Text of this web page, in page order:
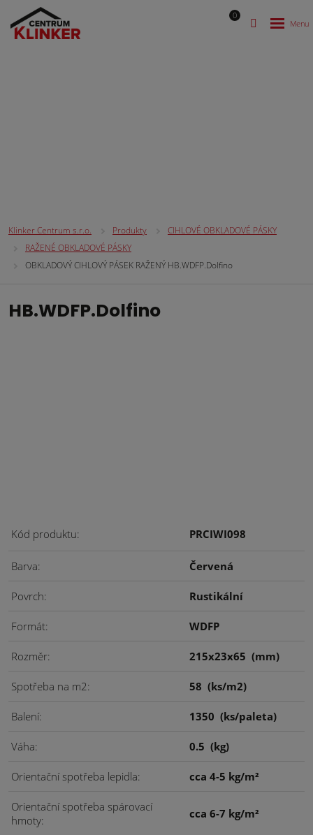
0
Klinker Centrum s.r.o. Produkty
CIHLOVÉ OBKLADOVÉ PÁSKY
RAŽENÉ OBKLADOVÉ PÁSKY
OBKLADOVÝ CIHLOVÝ PÁSEK RAŽENÝ HB.WDFP.Dolfino
HB.WDFP.Dolfino
Kód produktu PRCIWI098
Barva Červená
Povrch Rustikální
Formát WDFP
Rozměr 215x23x65 (mm)
Spotřeba na m2 58 (ks/m2)
Balení 1350 (ks/paleta)
Váha 0.5 (kg)
Orientační spotřeba lepidla cca 4-5 kg/m²
Orientační spotřeba spárovací
hmoty
cca 6-7 kg/m²